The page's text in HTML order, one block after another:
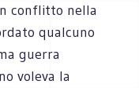
conflitto nella
qualcuno
guerra
voleva la